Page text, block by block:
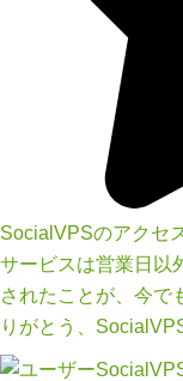
SocialVPSのアクセ
サービスは営業日以
されたことが、今で
りがとう、